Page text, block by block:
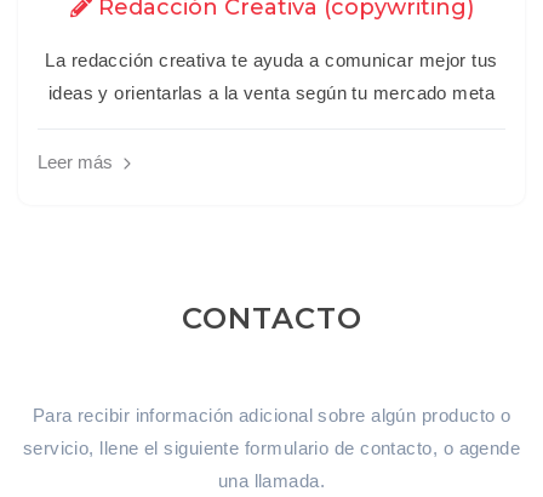
Redacción Creativa (copywriting)
La redacción creativa te ayuda a comunicar mejor tus
ideas y orientarlas a la venta según tu mercado meta
Leer más
CONTACTO
Para recibir información adicional sobre algún producto o
servicio, llene el siguiente formulario de contacto, o agende
una llamada.